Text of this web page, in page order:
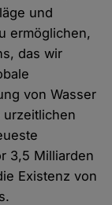
und
ermöglichen,
das wir
von Wasser
urzeitlichen
3,5 Milliarden
Existenz von